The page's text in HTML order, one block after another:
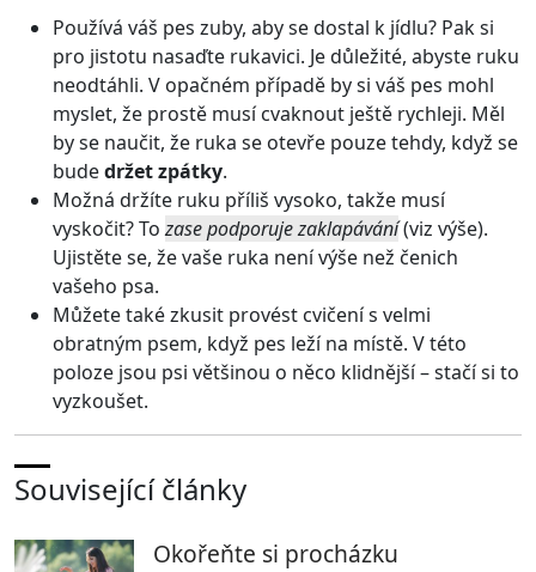
Používá váš pes zuby, aby se dostal k jídlu? Pak si
pro jistotu nasaďte rukavici. Je důležité, abyste ruku
neodtáhli. V opačném případě by si váš pes mohl
myslet, že prostě musí cvaknout ještě rychleji. Měl
by se naučit, že ruka se otevře pouze tehdy, když se
budedržet zpátky.
Možná držíte ruku příliš vysoko, takže musí
vyskočit? Tozase podporuje zaklapávání(viz výše).
Ujistěte se, že vaše ruka není výše než čenich
vašeho psa.
Můžete také zkusit provést cvičení s velmi
obratným psem, když pes leží na místě. V této
poloze jsou psi většinou o něco klidnější – stačí si to
vyzkoušet.
Související články
Okořeňte si procházku